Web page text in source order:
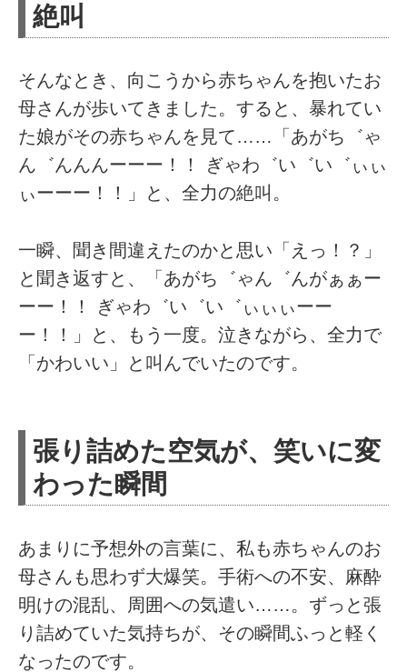
絶叫
そんなとき、向こうから赤ちゃんを抱いたお
母さんが歩いてきました。すると、暴れてい
た娘がその赤ちゃんを見て……「あがち゛ゃ
ん゛んんんーーー！！ ぎゃわ゛い゛い゛ぃぃ
ぃーーー！！」と、全力の絶叫。
一瞬、聞き間違えたのかと思い「えっ！？」
と聞き返すと、「あがち゛ゃん゛んがぁぁー
ーー！！ ぎゃわ゛い゛い゛ぃぃぃーー
ー！！」と、もう一度。泣きながら、全力で
「かわいい」と叫んでいたのです。
張り詰めた空気が、笑いに変
わった瞬間
あまりに予想外の言葉に、私も赤ちゃんのお
母さんも思わず大爆笑。手術への不安、麻酔
明けの混乱、周囲への気遣い……。ずっと張
り詰めていた気持ちが、その瞬間ふっと軽く
なったのです。